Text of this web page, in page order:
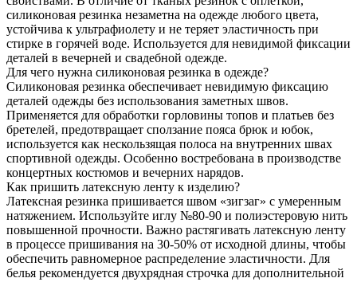
силиконовая резинка незаметна на одежде любого цвета,
устойчива к ультрафиолету и не теряет эластичность при
стирке в горячей воде. Используется для невидимой фиксации
деталей в вечерней и свадебной одежде.
Для чего нужна силиконовая резинка в одежде?
Силиконовая резинка обеспечивает невидимую фиксацию
деталей одежды без использования заметных швов.
Применяется для обработки горловины топов и платьев без
бретелей, предотвращает сползание пояса брюк и юбок,
используется как нескользящая полоса на внутренних швах
спортивной одежды. Особенно востребована в производстве
концертных костюмов и вечерних нарядов.
Как пришить латексную ленту к изделию?
Латексная резинка пришивается швом «зигзаг» с умеренным
натяжением. Используйте иглу №80-90 и полиэстеровую нить
повышенной прочности. Важно растягивать латексную ленту
в процессе пришивания на 30-50% от исходной длины, чтобы
обеспечить равномерное распределение эластичности. Для
белья рекомендуется двухрядная строчка для дополнительной